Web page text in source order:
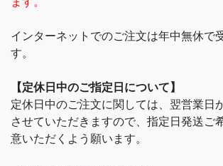
インターネットでのご注文は年中無休で
す。
【定休日中のご指定日について】
定休日中のご注文に関しては、翌営業日
させていただきますので、指定日発送ご
意いただくよう願います。